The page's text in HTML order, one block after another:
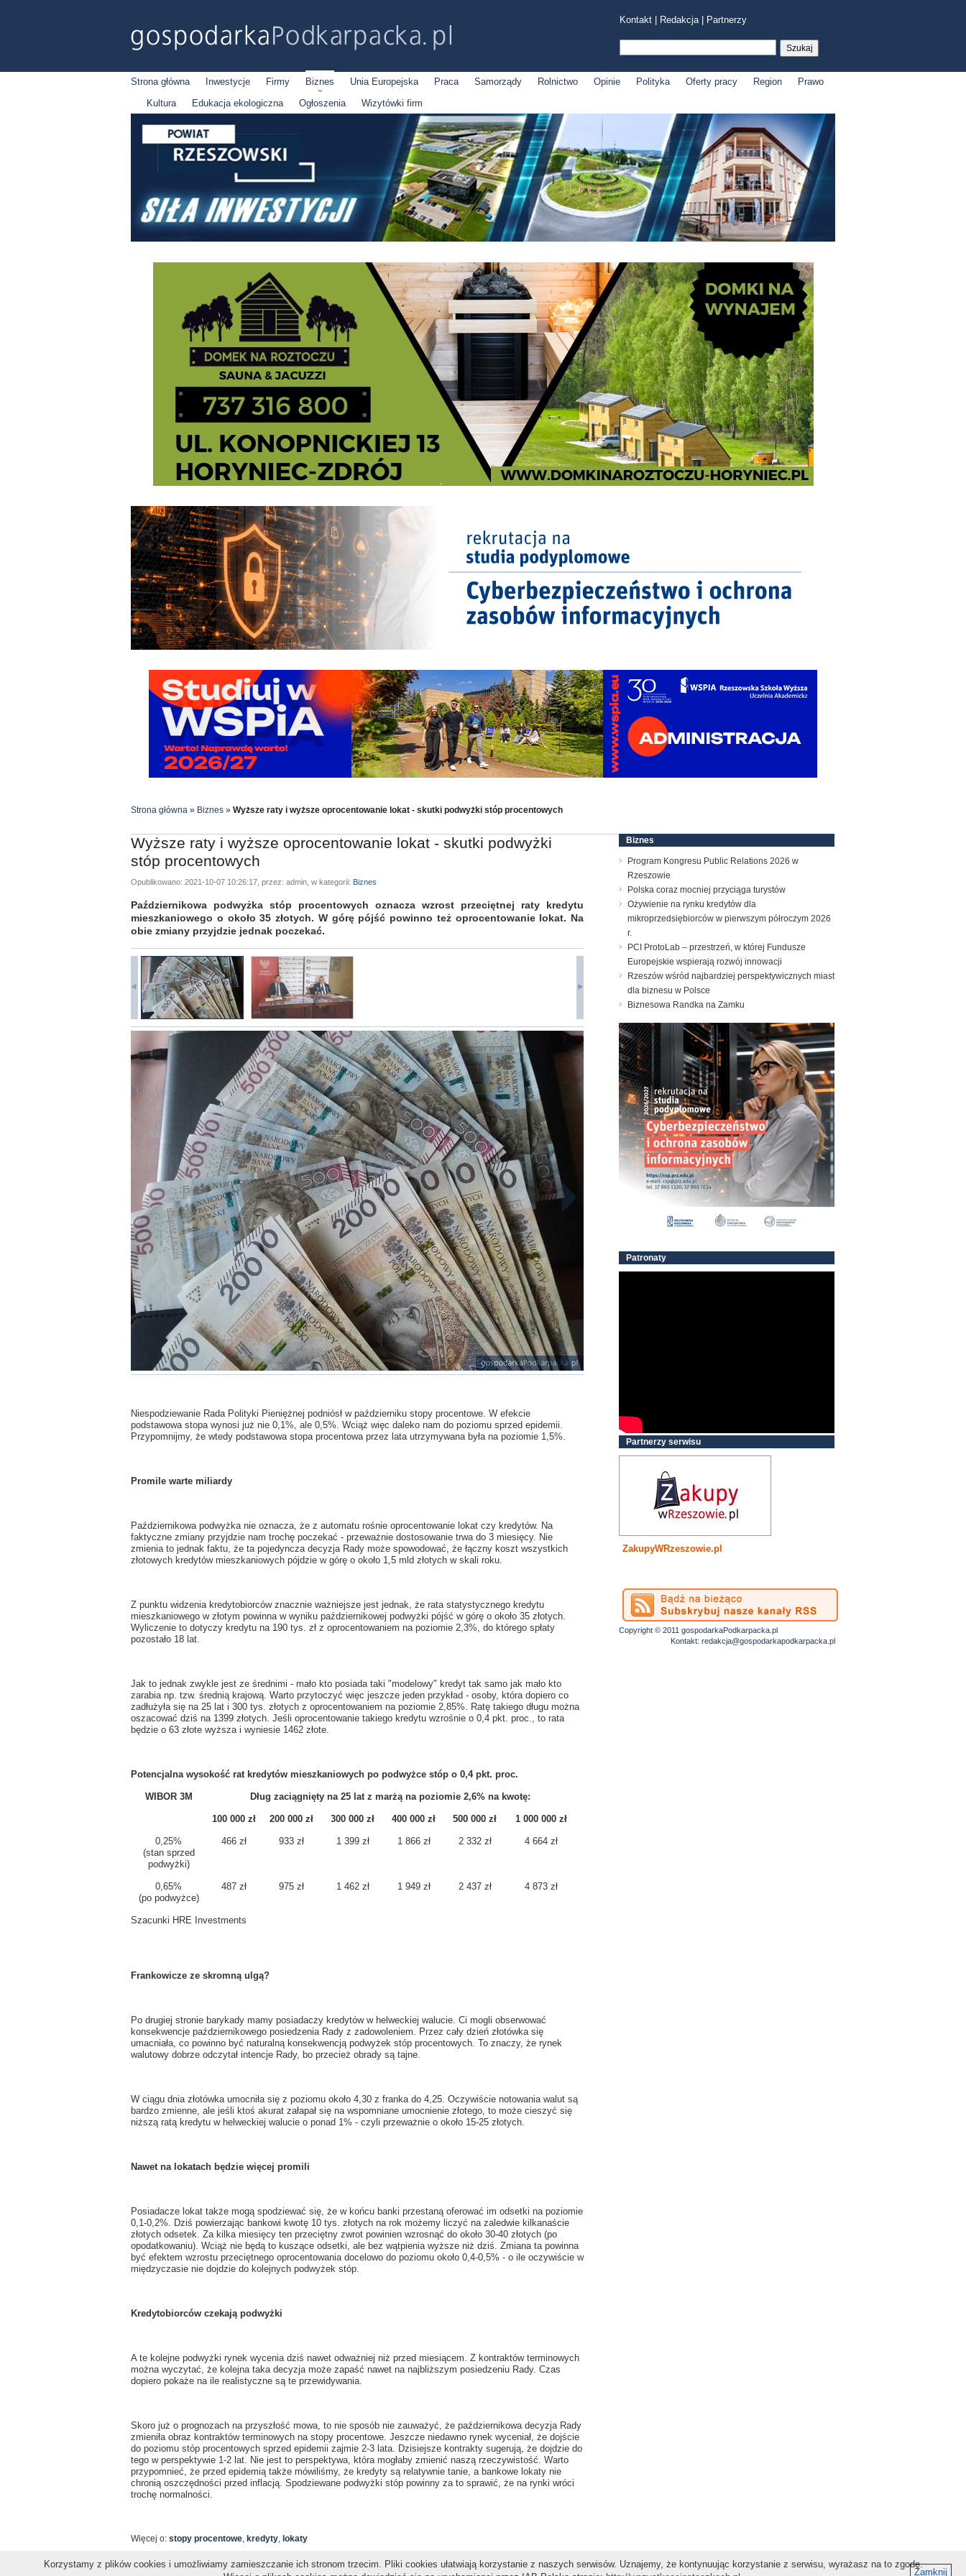
Kontakt Redakcja| Partnerzy
Strona główna Inwestycje Firmy Biznes Unia Europejska Praca Samorządy Rolnictwo Opinie Polityka Oferty pracy Region
Prawo
Kultura
Edukacja ekologiczna Ogłoszenia Wizytówki firm
Strona główna » Biznes » Wyższe raty i wyższe oprocentowanie lokat - skutki podwyżki stóp procentowych
Wyższe raty i wyższe oprocentowanie lokat - skutki podwyżki
stóp procentowych
Opublikowano: 2021-10-07 10:26:17, przez: admin, w kategorii: Biznes
Październikowa podwyżka stóp procentowych oznacza wzrost przeciętnej raty kredytu
mieszkaniowego o około 35 złotych. W górę pójść powinno też oprocentowanie lokat. Na
obie zmiany przyjdzie jednak poczekać.
Niespodziewanie Rada Polityki Pieniężnej podniósł w październiku stopy procentowe. W efekcie
podstawowa stopa wynosi już nie 0,1%, ale 0,5%. Wciąż więc daleko nam do poziomu sprzed epidemii.
Przypomnijmy, że wtedy podstawowa stopa procentowa przez lata utrzymywana była na poziomie 1,5%.
Promile warte miliardy
Październikowa podwyżka nie oznacza, że z automatu rośnie oprocentowanie lokat czy kredytów. Na
faktyczne zmiany przyjdzie nam trochę poczekać - przeważnie dostosowanie trwa do 3 miesięcy. Nie
zmienia to jednak faktu, że ta pojedyncza decyzja Rady może spowodować, że łączny koszt wszystkich
złotowych kredytów mieszkaniowych pójdzie w górę o około 1,5 mld złotych w skali roku.
Z punktu widzenia kredytobiorców znacznie ważniejsze jest jednak, że rata statystycznego kredytu
mieszkaniowego w złotym powinna w wyniku październikowej podwyżki pójść w górę o około 35 złotych.
Wyliczenie to dotyczy kredytu na 190 tys. zł z oprocentowaniem na poziomie 2,3%, do którego spłaty
pozostało 18 lat.
Jak to jednak zwykle jest ze średnimi - mało kto posiada taki "modelowy" kredyt tak samo jak mało kto
zarabia np. tzw. średnią krajową. Warto przytoczyć więc jeszcze jeden przykład - osoby, która dopiero co
zadłużyła się na 25 lat i 300 tys. złotych z oprocentowaniem na poziomie 2,85%. Ratę takiego długu można
oszacować dziś na 1399 złotych. Jeśli oprocentowanie takiego kredytu wzrośnie o 0,4 pkt. proc., to rata
będzie o 63 złote wyższa i wyniesie 1462 złote.
Potencjalna wysokość rat kredytów mieszkaniowych po podwyżce stóp o 0,4 pkt. proc.
WIBOR 3M Dług zaciągnięty na 25 lat z marżą na poziomie 2,6% na kwotę:
100 000 zł 200 000 zł 300 000 zł 400 000 zł 500 000 zł 1 000 000 zł
0,25%
(stan sprzed
podwyżki)
466 zł 933 zł 1 399 zł 1 866 zł 2 332 zł 4 664 zł
0,65%
(po podwyżce)
487 zł 975 zł 1 462 zł 1 949 zł 2 437 zł 4 873 zł
Szacunki HRE Investments
Frankowicze ze skromną ulgą?
Po drugiej stronie barykady mamy posiadaczy kredytów w helweckiej walucie. Ci mogli obserwować
konsekwencje październikowego posiedzenia Rady z zadowoleniem. Przez cały dzień złotówka się
umacniała, co powinno być naturalną konsekwencją podwyżek stóp procentowych. To znaczy, że rynek
walutowy dobrze odczytał intencje Rady, bo przecież obrady są tajne.
W ciągu dnia złotówka umocniła się z poziomu około 4,30 z franka do 4,25. Oczywiście notowania walut są
bardzo zmienne, ale jeśli ktoś akurat załapał się na wspomniane umocnienie złotego, to może cieszyć się
niższą ratą kredytu w helweckiej walucie o ponad 1% - czyli przeważnie o około 15-25 złotych.
Nawet na lokatach będzie więcej promili
Posiadacze lokat także mogą spodziewać się, że w końcu banki przestaną oferować im odsetki na poziomie
0,1-0,2%. Dziś powierzając bankowi kwotę 10 tys. złotych na rok możemy liczyć na zaledwie kilkanaście
złotych odsetek. Za kilka miesięcy ten przeciętny zwrot powinien wzrosnąć do około 30-40 złotych (po
opodatkowaniu). Wciąż nie będą to kuszące odsetki, ale bez wątpienia wyższe niż dziś. Zmiana ta powinna
być efektem wzrostu przeciętnego oprocentowania docelowo do poziomu około 0,4-0,5% - o ile oczywiście w
międzyczasie nie dojdzie do kolejnych podwyżek stóp.
Kredytobiorców czekają podwyżki
A te kolejne podwyżki rynek wycenia dziś nawet odważniej niż przed miesiącem. Z kontraktów terminowych
można wyczytać, że kolejna taka decyzja może zapaść nawet na najbliższym posiedzeniu Rady. Czas
dopiero pokaże na ile realistyczne są te przewidywania.
Skoro już o prognozach na przyszłość mowa, to nie sposób nie zauważyć, że październikowa decyzja Rady
zmieniła obraz kontraktów terminowych na stopy procentowe. Jeszcze niedawno rynek wyceniał, że dojście
do poziomu stóp procentowych sprzed epidemii zajmie 2-3 lata. Dzisiejsze kontrakty sugerują, że dojdzie do
tego w perspektywie 1-2 lat. Nie jest to perspektywa, która mogłaby zmienić naszą rzeczywistość. Warto
przypomnieć, że przed epidemią także mówiliśmy, że kredyty są relatywnie tanie, a bankowe lokaty nie
chronią oszczędności przed inflacją. Spodziewane podwyżki stóp powinny za to sprawić, że na rynki wróci
trochę normalności.
Więcej o: stopy procentowe, kredyty, lokaty
Biznes
Program Kongresu Public Relations 2026 w
Rzeszowie
Polska coraz mocniej przyciąga turystów
Ożywienie na rynku kredytów dla
mikroprzedsiębiorców w pierwszym półroczym 2026
r.
PCI ProtoLab – przestrzeń, w której Fundusze
Europejskie wspierają rozwój innowacji
Rzeszów wśród najbardziej perspektywicznych miast
dla biznesu w Polsce
Biznesowa Randka na Zamku
Patronaty
Partnerzy serwisu
ZakupyWRzeszowie.pl
Copyright © 2011 gospodarkaPodkarpacka.pl
Kontakt: redakcja@gospodarkapodkarpacka.pl
Korzystamy z plików cookies i umożliwiamy zamieszczanie ich stronom trzecim. Pliki cookies ułatwiają korzystanie z naszych serwisów. Uznajemy, że kontynuując korzystanie z serwisu, wyrażasz na to zgodę.
Zamknij